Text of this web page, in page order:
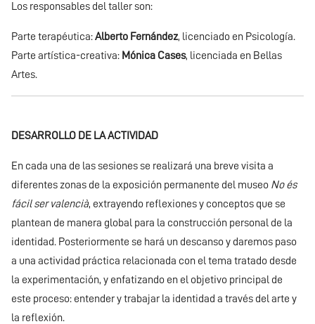
Los responsables del taller son:
Parte terapéutica:Alberto Fernández, licenciado en Psicología.
Parte artística-creativa: Mónica Cases, licenciada en Bellas
Artes.
DESARROLLO DE LA ACTIVIDAD
En cada una de las sesiones se realizará una breve visita a
diferentes zonas de la exposición permanente del museo No és
fácil ser valencià, extrayendo reflexiones y conceptos que se
plantean de manera global para la construcción personal de la
identidad. Posteriormente se hará un descanso y daremos paso
a una actividad práctica relacionada con el tema tratado desde
la experimentación, y enfatizando en el objetivo principal de
este proceso: entender y trabajar la identidad a través del arte y
la reflexión.